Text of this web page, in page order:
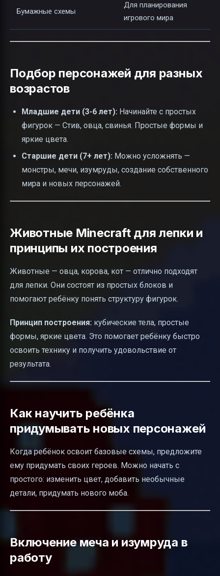
Бумажные схемы
Для планирования
игрового мира
Подбор персонажей для разных
возрастов
Младшие дети (3-6 лет): Начинайте с простых
фигурок — Стив, овца, свинья. Простые формы и
яркие цвета.
Старшие дети (7+ лет): Можно усложнять —
монстры, мечи, изумруды, создание собственного
мира и новых персонажей.
Животные Minecraft для лепки и
принципы их построения
Животные — овца, корова, кот — отлично подходят
для лепки. Они состоят из простых блоков и
помогают ребёнку понять структуру фигурок.
Принцип построения: кубические тела, простые
формы, яркие цвета. Это помогает ребёнку быстро
освоить технику и получить удовольствие от
результата.
Как научить ребёнка
придумывать новых персонажей
Когда ребёнок освоит базовые схемы, предложите
ему придумать своих героев. Можно начать с
простого: изменить цвет, добавить необычные
детали, придумать нового моба.
Включение меча и изумруда в
работу